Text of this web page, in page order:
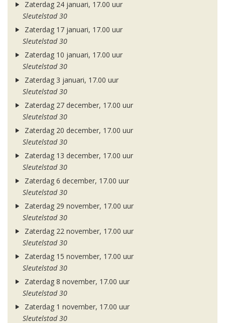
Zaterdag 24 januari, 17.00 uur
Sleutelstad 30
Zaterdag 17 januari, 17.00 uur
Sleutelstad 30
Zaterdag 10 januari, 17.00 uur
Sleutelstad 30
Zaterdag 3 januari, 17.00 uur
Sleutelstad 30
Zaterdag 27 december, 17.00 uur
Sleutelstad 30
Zaterdag 20 december, 17.00 uur
Sleutelstad 30
Zaterdag 13 december, 17.00 uur
Sleutelstad 30
Zaterdag 6 december, 17.00 uur
Sleutelstad 30
Zaterdag 29 november, 17.00 uur
Sleutelstad 30
Zaterdag 22 november, 17.00 uur
Sleutelstad 30
Zaterdag 15 november, 17.00 uur
Sleutelstad 30
Zaterdag 8 november, 17.00 uur
Sleutelstad 30
Zaterdag 1 november, 17.00 uur
Sleutelstad 30